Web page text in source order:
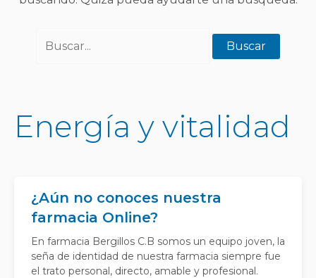
Energía y vitalidad
¿Aún no conoces nuestra
farmacia Online?
En farmacia Bergillos C.B somos un equipo joven, la
seña de identidad de nuestra farmacia siempre fue
el trato personal, directo, amable y profesional.